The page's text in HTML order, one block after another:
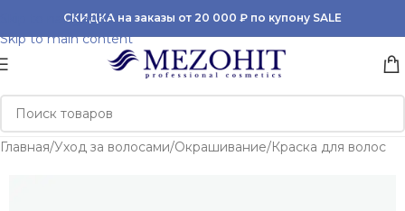
Skip to navigation
Skip to main content
СКИДКА на заказы от 20 000 ₽ по купону SALE
Главная/Уход за волосами/Окрашивание/Краска для волос